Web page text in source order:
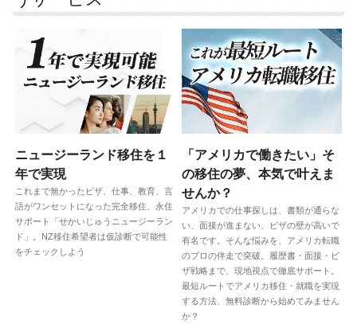
ニュージーランド移住を１
年で実現
これまで無かったビザ、仕事、教育、言
語がワンセットになった完全移住、永住
サポート「せかいじゅうニュージーラン
ド」。NZ移住希望者は仮診断で可能性
をチェックしよう
「アメリカで働きたい」そ
の移住の夢、本気で叶えま
せんか？
アメリカでの仕事探しは、書類が通らな
い、面接が進まない、ビザの壁が高いで
有名です。そんな悩みを、アメリカ転職
のプロの伴走で突破。履歴書・面接・ビ
ザ戦略まで、現地視点で徹底サポート。
最短ルートでアメリカ移住・就職を実現
する方法、無料診断から始めてみません
か？